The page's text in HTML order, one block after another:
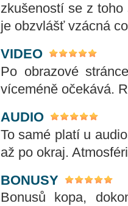
zkušeností se z
je obzvlášť vzácná
VIDEO
Po obrazové
víceméně očekává.
AUDIO
To samé platí u
až po okraj.
BONUSY
Bonusů kopa,